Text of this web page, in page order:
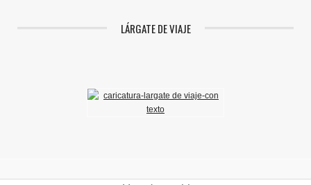
LÁRGATE DE VIAJE